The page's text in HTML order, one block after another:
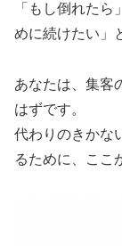
「もし倒れた
めに続けたい」
あなたは、集客
はずです。
代わりのきかな
るために、ここ